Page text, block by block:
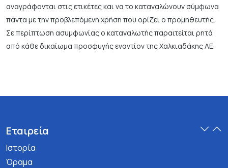
αναγράφονται στις ετικέτες και να το καταναλώνουν σύμφωνα
πάντα με την προβλεπόμενη χρήση που ορίζει ο προμηθευτής.
Σε περίπτωση ασυμφωνίας ο καταναλωτής παραιτείται ρητά
από κάθε δικαίωμα προσφυγής εναντίον της Χαλκιαδάκης ΑΕ.
Εταιρεία
Ιστορία
Όραμα